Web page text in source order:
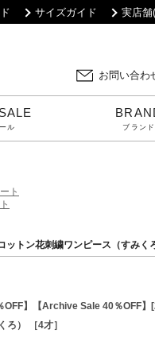
サイズガイド 実店舗
お問い合わ
ル ブランド
ト
トン花刺繍ワンピース（すみく
OFF】【Archive Sale 40％OFF
） ［4才］